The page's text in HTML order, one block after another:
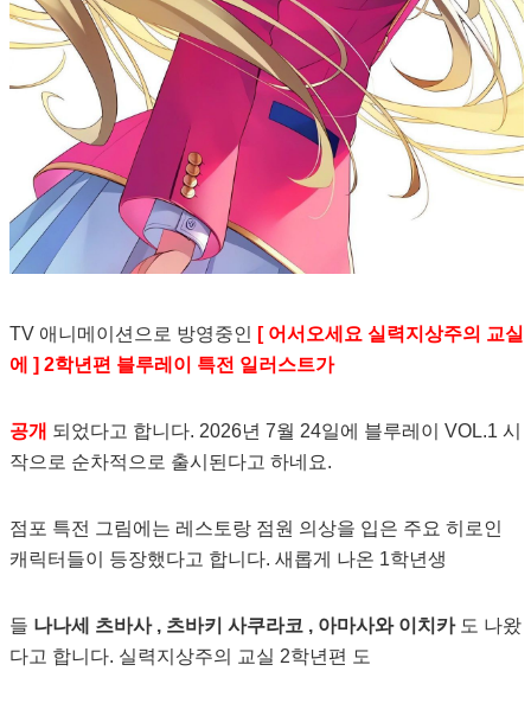
TV 애니메이션으로 방영중인 [ 어서오세요 실력지상주의 교실
에 ] 2학년편 블루레이 특전 일러스트가
공개 되었다고 합니다. 2026년 7월 24일에 블루레이 VOL.1 시
작으로 순차적으로 출시된다고 하네요.
점포 특전 그림에는 레스토랑 점원 의상을 입은 주요 히로인
캐릭터들이 등장했다고 합니다. 새롭게 나온 1학년생
들 나나세 츠바사 , 츠바키 사쿠라코 , 아마사와 이치카도 나왔
다고 합니다. 실력지상주의 교실 2학년편 도